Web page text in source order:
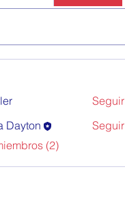
Seguir
Dayton
Seguir
(2)